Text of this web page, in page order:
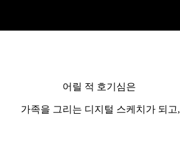
어릴 적 호기심은
가족을 그리는 디지털 스케치가 되고,